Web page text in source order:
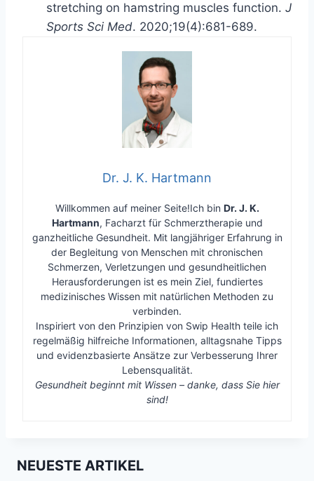
stretching on hamstring muscles function. J
Sports Sci Med. 2020;19(4):681-689.
Dr. J. K. Hartmann
Willkommen auf meiner Seite!Ich bin Dr. J. K.
Hartmann, Facharzt für Schmerztherapie und
ganzheitliche Gesundheit. Mit langjähriger Erfahrung in
der Begleitung von Menschen mit chronischen
Schmerzen, Verletzungen und gesundheitlichen
Herausforderungen ist es mein Ziel, fundiertes
medizinisches Wissen mit natürlichen Methoden zu
verbinden.
Inspiriert von den Prinzipien von Swip Health teile ich
regelmäßig hilfreiche Informationen, alltagsnahe Tipps
und evidenzbasierte Ansätze zur Verbesserung Ihrer
Lebensqualität.
Gesundheit beginnt mit Wissen – danke, dass Sie hier
sind!
NEUESTE ARTIKEL